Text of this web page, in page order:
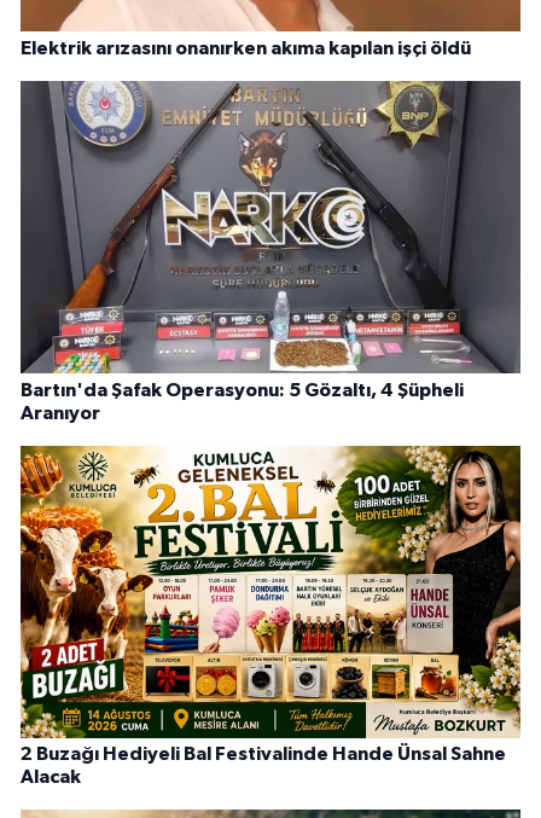
Elektrik arızasını onanırken akıma kapılan işçi öldü
Bartın'da Şafak Operasyonu: 5 Gözaltı, 4 Şüpheli
Aranıyor
2 Buzağı Hediyeli Bal Festivalinde Hande Ünsal Sahne
Alacak